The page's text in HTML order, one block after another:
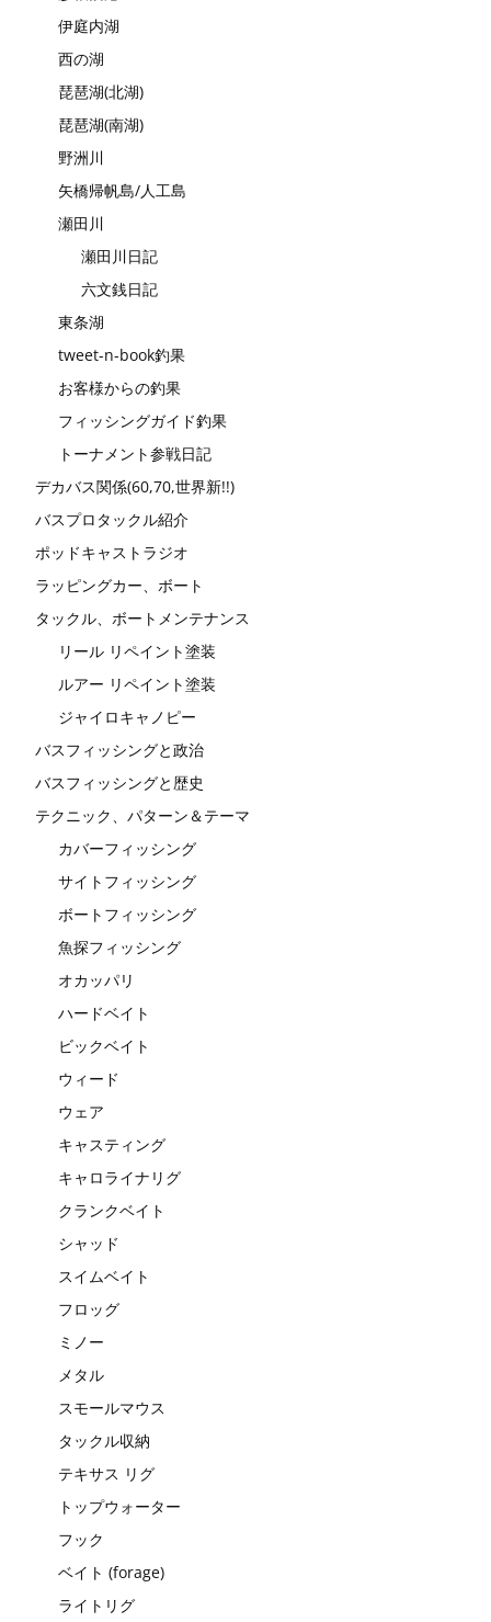
伊庭内湖
西の湖
琵琶湖(北湖)
琵琶湖(南湖)
野洲川
矢橋帰帆島/人工島
瀬田川
瀬田川日記
六文銭日記
東条湖
tweet-n-book釣果
お客様からの釣果
フィッシングガイド釣果
トーナメント参戦日記
デカバス関係(60,70,世界新!!)
バスプロタックル紹介
ポッドキャストラジオ
ラッピングカー、ボート
タックル、ボートメンテナンス
リール リペイント塗装
ルアー リペイント塗装
ジャイロキャノピー
バスフィッシングと政治
バスフィッシングと歴史
テクニック、パターン＆テーマ
カバーフィッシング
サイトフィッシング
ボートフィッシング
魚探フィッシング
オカッパリ
ハードベイト
ビックベイト
ウィード
ウェア
キャスティング
キャロライナリグ
クランクベイト
シャッド
スイムベイト
フロッグ
ミノー
メタル
スモールマウス
タックル収納
テキサス リグ
トップウォーター
フック
ベイト (forage)
ライトリグ